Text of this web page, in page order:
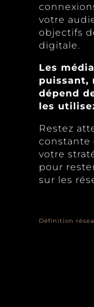
votre
objectifs
digitale.
Les
puissant,
dépend
les
Restez
constante
votre
pour
sur les
Définition